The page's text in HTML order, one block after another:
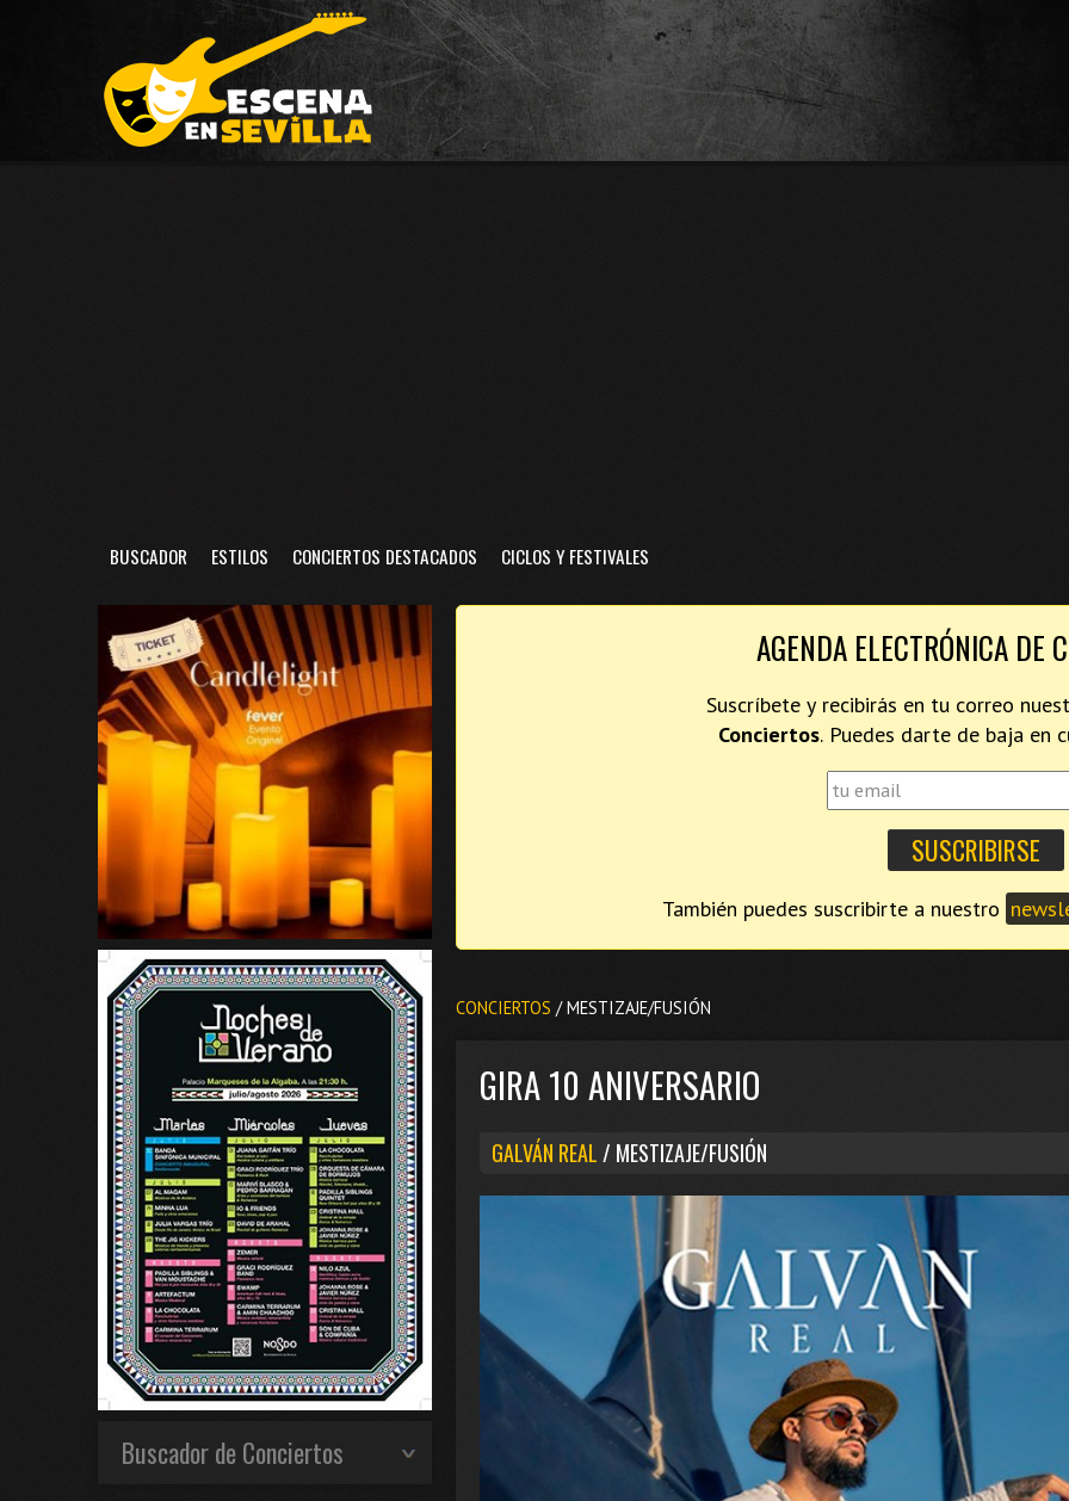
BUSCADOR ESTILOS CONCIERTOS DESTACADOS CICLOS Y FESTIVALES
AGENDA ELECTRÓNICA DE
Suscríbete y recibirás en tu correo
Conciertos. Puedes darte de baja en
También puedes suscribirte a nuestro
CONCIERTOS / MESTIZAJE/FUSIÓN
GIRA 10 ANIVERSARIO
GALVÁN REAL / MESTIZAJE/FUSIÓN
Buscador de Conciertos